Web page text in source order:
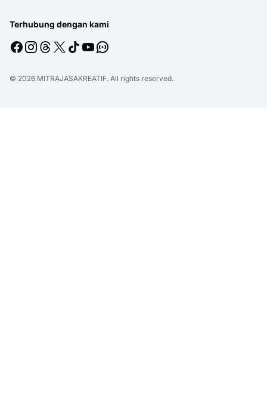
Terhubung dengan kami
© 2026 MITRAJASAKREATIF. All rights reserved.